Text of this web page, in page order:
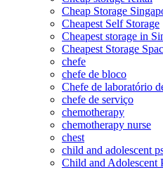
Cheap Storage
Cheapest Self Storage
Cheapest storage in
Cheapest Storage
chefe
chefe de bloco
Chefe de laboratório
chefe de serviço
chemotherapy
chemotherapy nurse
chest
child and adolescent
Child and Adolescent